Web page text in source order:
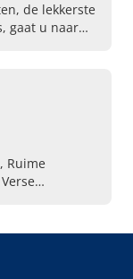
de lekkerste
gaat u naar
Ruime